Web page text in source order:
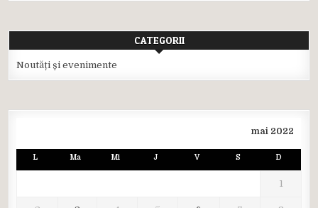
CATEGORII
Noutăți și evenimente
mai 2022
L Ma Mi J V S D
1